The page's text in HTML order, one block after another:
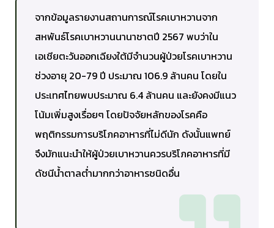
จากข้อมูลรายงานสถานการณ์โรคเบาหวานจาก
สหพันธ์โรคเบาหวานนานาชาตปี 2567 พบว่าใน
เอเชียตะวันออกเฉียงใต้มีจำนวนผู้ป่วยโรคเบาหวาน
ช่วงอายุ 20-79 ปี ประมาณ 106.9 ล้านคน โดยใน
ประเทศไทยพบประมาณ 6.4 ล้านคน และยังคงมีแนว
โน้มเพิ่มสูงเรื่อยๆ โดยปัจจัยหลักของโรคคือ
พฤติกรรมการบริโภคอาหารที่ไม่ดีนัก ดังนั้นแพทย์
จึงมักแนะนำให้ผู้ป่วยเบาหวานควรบริโภคอาหารที่มี
ดัชนีน้ำตาลต่ำมากกว่าอาหารชนิดอื่น